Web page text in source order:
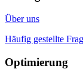
Über uns
Häufig gestellte
Optimierung